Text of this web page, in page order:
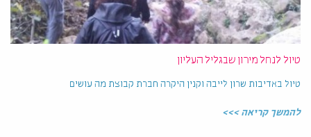
טיול לנחל מירון שבגליל העליון
טיול באדיבות שרון לייבה וקנין היקרה חברת קבוצת מה עושים
להמשך קריאה >>>